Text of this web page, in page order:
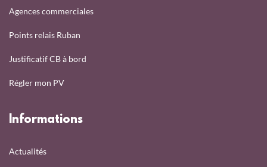
Agences commerciales
Points relais Ruban
Justificatif CB à bord
Régler mon PV
Informations
Actualités